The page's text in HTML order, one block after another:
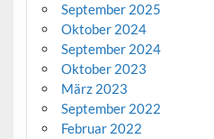
September 2025
Oktober 2024
September 2024
Oktober 2023
März 2023
September 2022
Februar 2022